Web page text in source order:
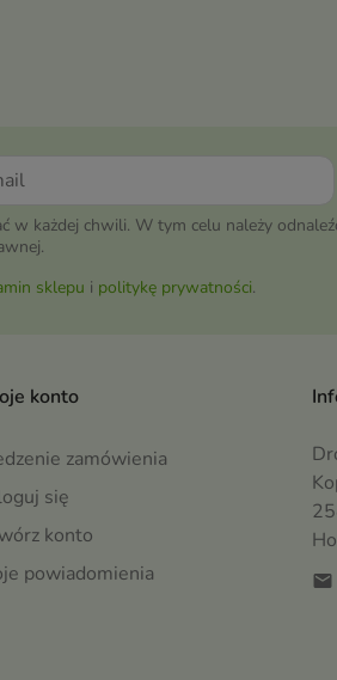
w każdej chwili. W tym celu należy
sklepu i politykę prywatności.
konto
zamówienia
się
konto
powiadomienia
mail